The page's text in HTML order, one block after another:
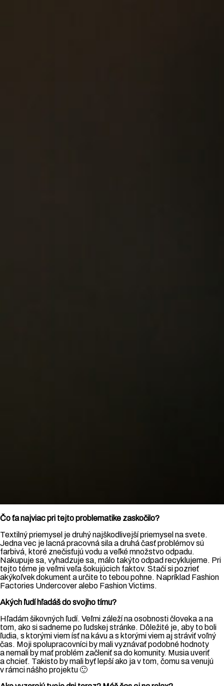
Čo ťa najviac pri tejto problematike zaskočilo?
Textilný priemysel je druhý najškodlivejší priemysel na svete.
Jedna vec je lacná pracovná sila a druhá časť problémov sú
farbivá, ktoré znečisťujú vodu a veľké množstvo odpadu.
Nakupuje sa, vyhadzuje sa, málo takýto odpad recyklujeme. Pri
tejto téme je veľmi veľa šokujúcich faktov. Stačí si pozrieť
akýkoľvek dokument a určite to tebou pohne. Napríklad Fashion
Factories Undercover alebo Fashion Victims.
Akých ľudí hľadáš do svojho tímu?
Hľadám šikovných ľudí. Veľmi záleží na osobnosti človeka a na
tom, ako si sadneme po ľudskej stránke. Dôležité je, aby to boli
ľudia, s ktorými viem ísť na kávu a s ktorými viem aj stráviť voľný
čas. Moji spolupracovníci by mali vyznávať podobné hodnoty
a nemali by mať problém začleniť sa do komunity. Musia uveriť
a chcieť. Takisto by mali byť lepší ako ja v tom, čomu sa venujú
v rámci nášho projektu 🙂